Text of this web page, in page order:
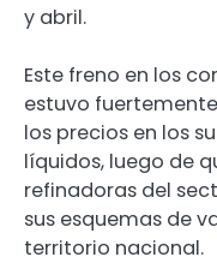
y abril.
Este freno en los
estuvo
los precios en los
líquidos, luego de
refinadoras del
sus esquemas de
territorio nacional.